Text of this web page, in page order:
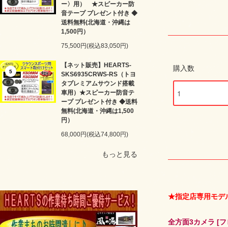
ー〉用） ★スピーカー防
音テープ プレゼント付き ◆
送料無料(北海道・沖縄は
1,500円）
75,500円(税込83,050円)
5
【ネット販売】HEARTS-
SKS6935CRWS-RS（トヨ
タプレミアムサウンド搭載
車用）★スピーカー防音テ
ープ プレゼント付き ◆送料
無料(北海道・沖縄は1,500
円）
68,000円(税込74,800円)
もっと見る
購入数
★指定店専用モ
全方面3カメラ [